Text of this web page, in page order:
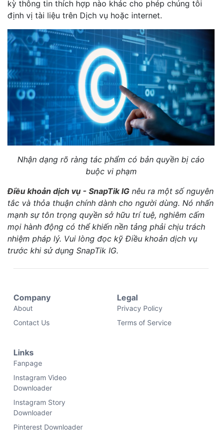
kỳ thông tin thích hợp nào khác cho phép chúng tôi
định vị tài liệu trên Dịch vụ hoặc internet.
Nhận dạng rõ ràng tác phẩm có bản quyền bị cáo
buộc vi phạm
Điều khoản dịch vụ - SnapTik IG nêu ra một số nguyên
tắc và thỏa thuận chính dành cho người dùng. Nó nhấn
mạnh sự tôn trọng quyền sở hữu trí tuệ, nghiêm cấm
mọi hành động có thể khiến nền tảng phải chịu trách
nhiệm pháp lý. Vui lòng đọc kỹ Điều khoản dịch vụ
trước khi sử dụng SnapTik IG.
Company
About
Contact Us
Legal
Privacy Policy
Terms of Service
Links
Fanpage
Instagram Video
Downloader
Instagram Story
Downloader
Pinterest Downloader